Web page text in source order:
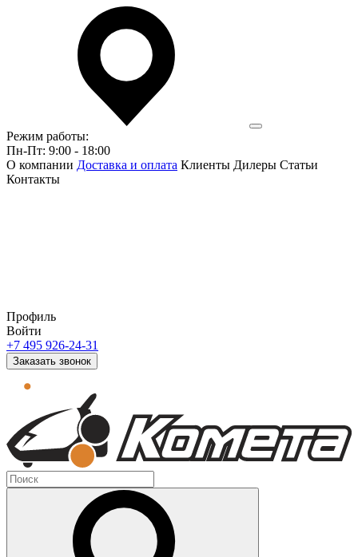
Режим работы:
Пн-Пт: 9:00 - 18:00
О компании Доставка и оплата Клиенты Дилеры Статьи
Контакты
Профиль
Войти
+7 495 926-24-31
Заказать звонок